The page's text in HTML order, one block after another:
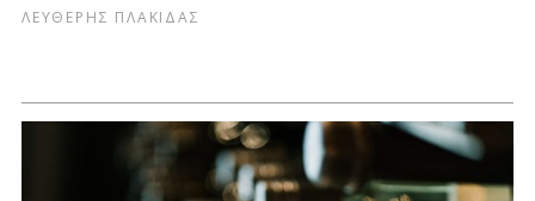
ΛΕΥΘΕΡΗΣ ΠΛΑΚΙΔΑΣ